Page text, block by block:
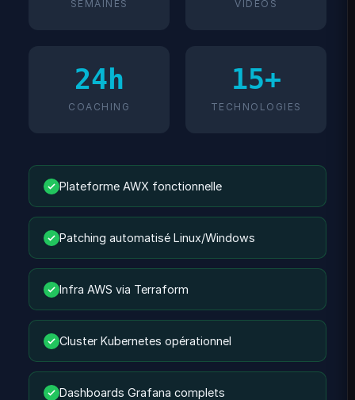
SEMAINES VIDÉOS
24h
COACHING
15+
TECHNOLOGIES
Plateforme AWX fonctionnelle
Patching automatisé Linux/Windows
Infra AWS via Terraform
Cluster Kubernetes opérationnel
Dashboards Grafana complets